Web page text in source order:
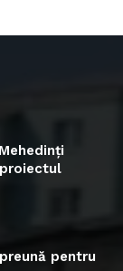
pentru